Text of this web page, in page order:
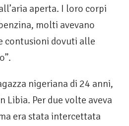
aperta. I loro corpi
molti avevano
contusioni dovuti alle
nigeriana di 24 anni,
Libia. Per due volte aveva
era stata intercettata